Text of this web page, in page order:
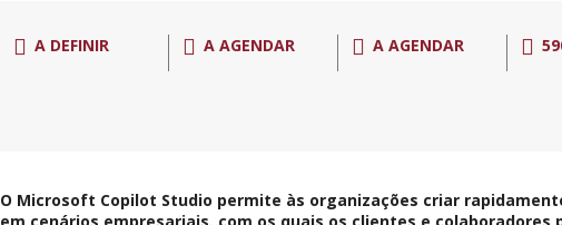
A DEFINIR A AGENDAR A AGENDAR
O Microsoft Copilot Studio permite às organizações criar
em cenários empresariais, com os quais os clientes e colaboradores